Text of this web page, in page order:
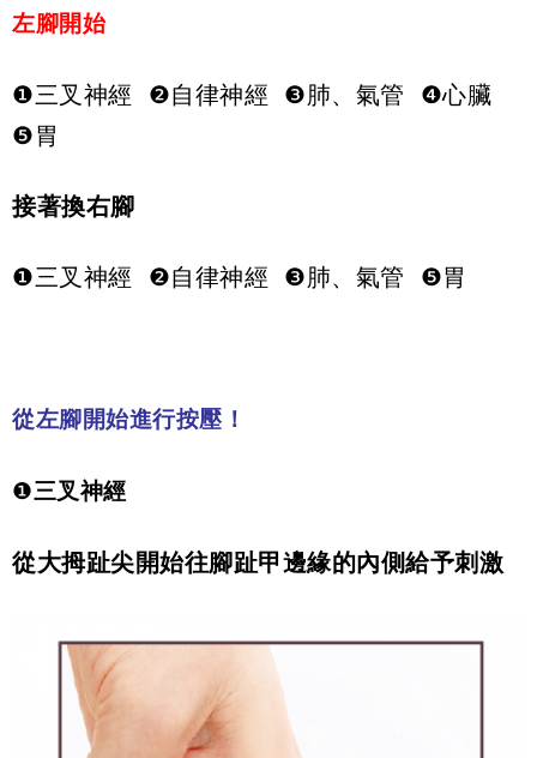
左腳開始
❶三叉神經 ❷自律神經 ❸肺、氣管 ❹心臟
❺胃
接著換右腳
❶三叉神經 ❷自律神經 ❸肺、氣管 ❺胃
從左腳開始進行按壓！
❶三叉神經
從大拇趾尖開始往腳趾甲邊緣的內側給予刺激